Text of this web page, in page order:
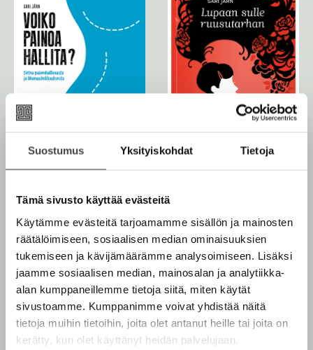
Suostumus Yksityiskohdat Tietoja
Tämä sivusto käyttää evästeitä
Käytämme evästeitä tarjoamamme sisällön ja mainosten
räätälöimiseen, sosiaalisen median ominaisuuksien
tukemiseen ja kävijämäärämme analysoimiseen. Lisäksi
jaamme sosiaalisen median, mainosalan ja analytiikka-
alan kumppaneillemme tietoja siitä, miten käytät
sivustoamme. Kumppanimme voivat yhdistää näitä
tietoja muihin tietoihin, joita olet antanut heille tai joita on
kerätty, kun olet käyttänyt heidän palvelujaan.
Sari Järn
Lupaan sulle
ruusutarhan